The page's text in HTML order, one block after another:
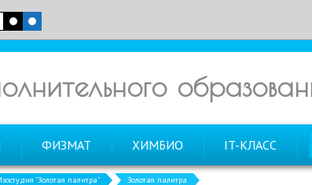
ФИЗМАТ ХИМБИО IT-КЛАСС
"Золотая палитра" Золотая палитра